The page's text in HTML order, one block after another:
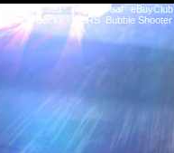
1UP iGraal
eBuyClub
V-Bucks
OSRS Bubble Shooter